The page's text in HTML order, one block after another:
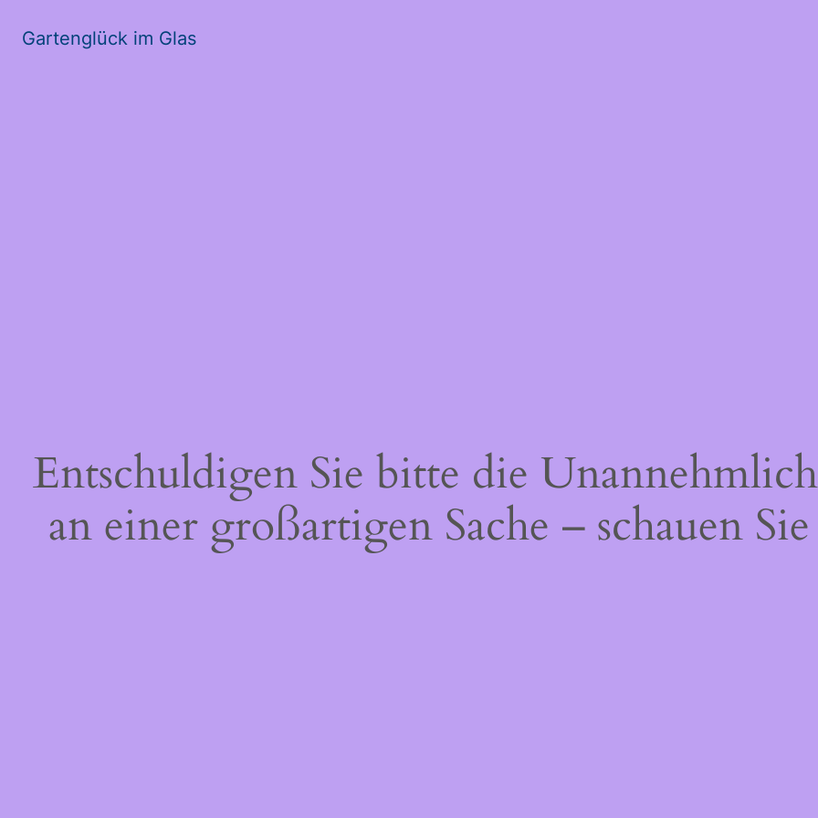
Gartenglück im Glas
Entschuldigen Sie bitte die
an einer großartigen Sache – schauen